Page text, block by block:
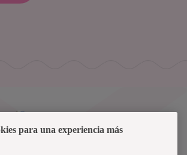
para una experiencia más